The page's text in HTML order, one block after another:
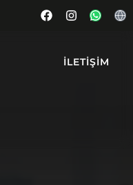
İLETIŞIM